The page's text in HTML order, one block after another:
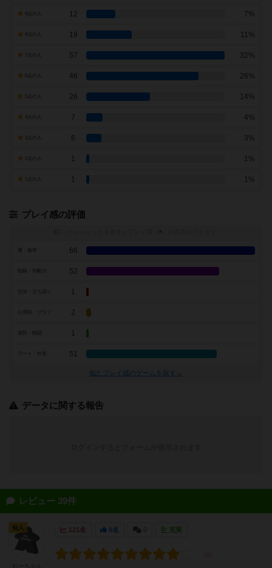
12 7%
19 11%
7点の人 57 32%
46 26%
26 14%
7 4%
6 3%
1 1%
1 1%
プレイ感の評価
※
66
戦略・判断力 52
1
2
1
アート・外見 51
似たプレイ感のゲームを探す→
データに関する報告
レビュー 39件
121名 0名 充実
仙人